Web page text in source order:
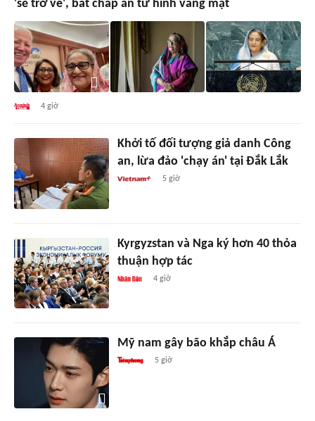
'sẽ trở về', bất chấp án tử hình vắng mặt
4 giờ
Khởi tố đối tượng giả danh Công
an, lừa đảo 'chạy án' tại Đắk Lắk
5 giờ
Kyrgyzstan và Nga ký hơn 40 thỏa
thuận hợp tác
4 giờ
Mỹ nam gây bão khắp châu Á
5 giờ